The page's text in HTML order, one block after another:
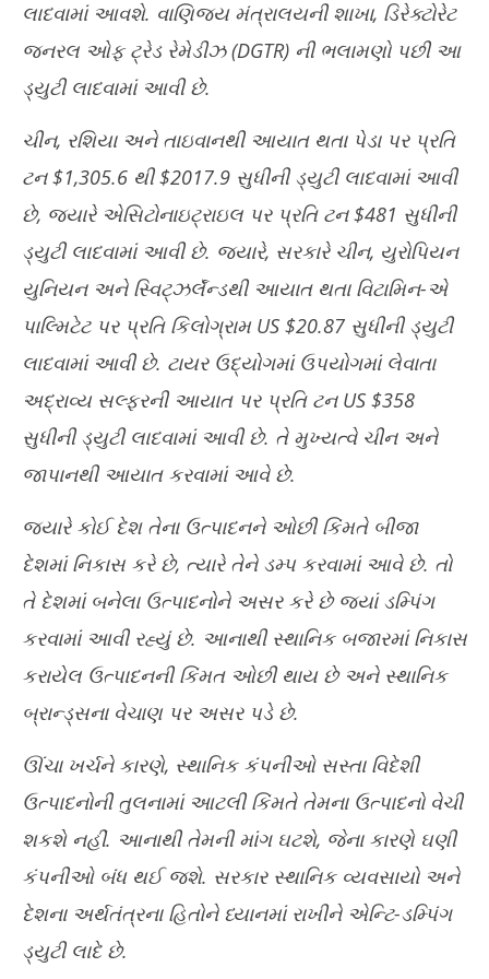
લાદવામાં આવશે. વાણિજ્ય મંત્રાલયની શાખા, ડિરેક્ટોરેટ
જનરલ ઓફ ટ્રેડ રેમેડીઝ (DGTR) ની ભલામણો પછી આ
ડ્યુટી લાદવામાં આવી છે.
ચીન, રશિયા અને તાઇવાનથી આયાત થતા પેડા પર પ્રતિ
ટન $1,305.6 થી $2017.9 સુધીની ડ્યુટી લાદવામાં આવી
છે, જ્યારે એસિટોનાઇટ્રાઇલ પર પ્રતિ ટન $481 સુધીની
ડ્યુટી લાદવામાં આવી છે. જ્યારે, સરકારે ચીન, યુરોપિયન
યુનિયન અને સ્વિટ્ઝર્લૅન્ડથી આયાત થતા વિટામિન-એ
પાલ્મિટેટ પર પ્રતિ કિલોગ્રામ US $20.87 સુધીની ડ્યુટી
લાદવામાં આવી છે. ટાયર ઉદ્યોગમાં ઉપયોગમાં લેવાતા
અદ્રાવ્ય સલ્ફરની આયાત પર પ્રતિ ટન US $358
સુધીની ડ્યુટી લાદવામાં આવી છે. તે મુખ્યત્વે ચીન અને
જાપાનથી આયાત કરવામાં આવે છે.
જ્યારે કોઈ દેશ તેના ઉત્પાદનને ઓછી કિંમતે બીજા
દેશમાં નિકાસ કરે છે, ત્યારે તેને ડમ્પ કરવામાં આવે છે. તો
તે દેશમાં બનેલા ઉત્પાદનોને અસર કરે છે જ્યાં ડમ્પિંગ
કરવામાં આવી રહ્યું છે. આનાથી સ્થાનિક બજારમાં નિકાસ
કરાયેલ ઉત્પાદનની કિંમત ઓછી થાય છે અને સ્થાનિક
બ્રાન્ડ્સના વેચાણ પર અસર પડે છે.
ઊંચા ખર્ચને કારણે, સ્થાનિક કંપનીઓ સસ્તા વિદેશી
ઉત્પાદનોની તુલનામાં આટલી કિંમતે તેમના ઉત્પાદનો વેચી
શકશે નહીં. આનાથી તેમની માંગ ઘટશે, જેના કારણે ઘણી
કંપનીઓ બંધ થઈ જશે. સરકાર સ્થાનિક વ્યવસાયો અને
દેશના અર્થતંત્રના હિતોને ધ્યાનમાં રાખીને એન્ટિ-ડમ્પિંગ
ડ્યુટી લાદે છે.